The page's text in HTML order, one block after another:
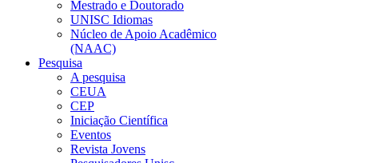
Mestrado e Doutorado
UNISC Idiomas
Núcleo de Apoio Acadêmico
(NAAC)
Pesquisa
A pesquisa
CEUA
CEP
Iniciação Científica
Eventos
Revista Jovens